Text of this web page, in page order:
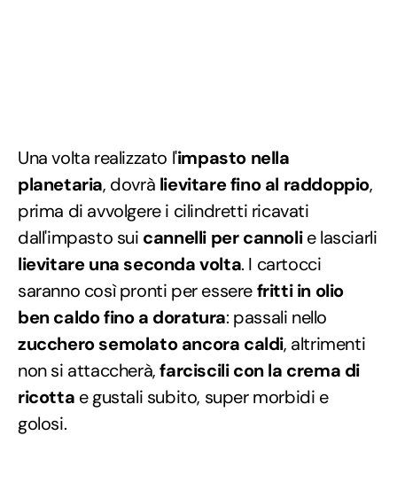
Una volta realizzato l'impasto nella
planetaria, dovrà lievitare fino al raddoppio,
prima di avvolgere i cilindretti ricavati
dall'impasto sui cannelli per cannolie lasciarli
lievitare una seconda volta. I cartocci
saranno così pronti per esserefritti in olio
ben caldo fino a doratura: passali nello
zucchero semolato ancora caldi, altrimenti
non si attaccherà,farciscili con la crema di
ricotta e gustali subito, super morbidi e
golosi.